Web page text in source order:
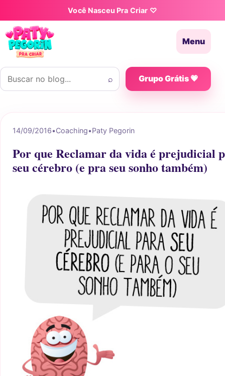
Pular para o conteúdoVocê Nasceu Pra Criar ♡
Menu
Buscar por:
⌕ Grupo Grátis 💗
14/09/2016•Coaching•Paty Pegorin
Por que Reclamar da vida é prejudicial
seu cérebro (e pra seu sonho também)